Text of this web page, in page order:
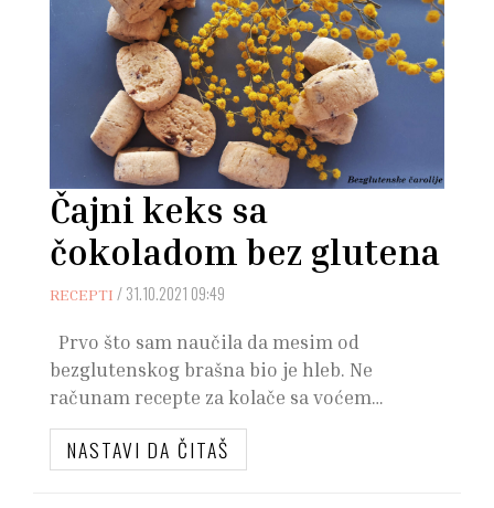
Čajni keks sa
čokoladom bez glutena
RECEPTI /31.10.2021 09:49
Prvo što sam naučila da mesim od
bezglutenskog brašna bio je hleb. Ne
računam recepte za kolače sa voćem…
NASTAVI DA ČITAŠ